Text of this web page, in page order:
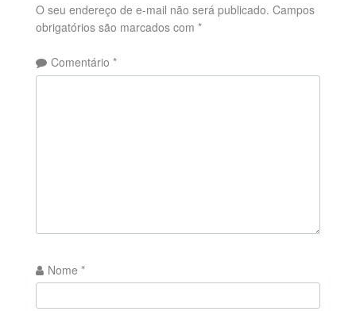
O seu endereço de e-mail não será publicado. Campos
obrigatórios são marcados com *
Comentário *
Nome *